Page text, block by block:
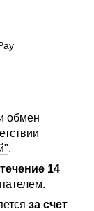
обмен
.
14
за счет